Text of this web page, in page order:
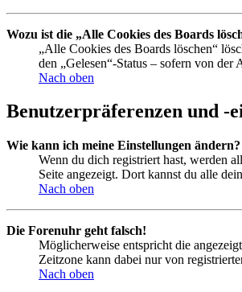
Wozu ist die „Alle Cookies des Boards
„Alle Cookies des Boards löschen“
den „Gelesen“-Status – sofern von
Nach oben
Benutzerpräferenzen und -
Wie kann ich meine Einstellungen ändern?
Wenn du dich registriert hast, werden
Seite angezeigt. Dort kannst du alle
Nach oben
Die Forenuhr geht falsch!
Möglicherweise entspricht die
Zeitzone kann dabei nur von
Nach oben